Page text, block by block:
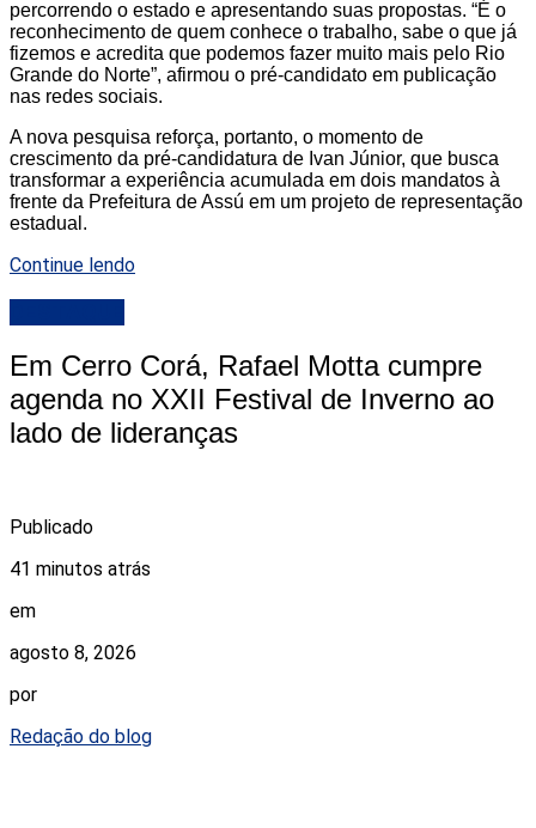
percorrendo o estado e apresentando suas propostas. “É o
reconhecimento de quem conhece o trabalho, sabe o que já
fizemos e acredita que podemos fazer muito mais pelo Rio
Grande do Norte”, afirmou o pré-candidato em publicação
nas redes sociais.
A nova pesquisa reforça, portanto, o momento de
crescimento da pré-candidatura de Ivan Júnior, que busca
transformar a experiência acumulada em dois mandatos à
frente da Prefeitura de Assú em um projeto de representação
estadual.
Continue lendo
Em Cerro Corá, Rafael Motta cumpre
agenda no XXII Festival de Inverno ao
lado de lideranças
Publicado
41 minutos atrás
em
agosto 8, 2026
por
Redação do blog